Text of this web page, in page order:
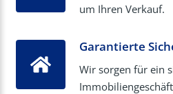
um Ihren Verkauf.
Garantierte
Wir sorgen für ein